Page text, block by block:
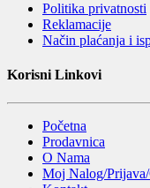
Politika privatnosti
Reklamacije
Način plaćanja i
Korisni Linkovi
Početna
Prodavnica
O Nama
Moj Nalog/